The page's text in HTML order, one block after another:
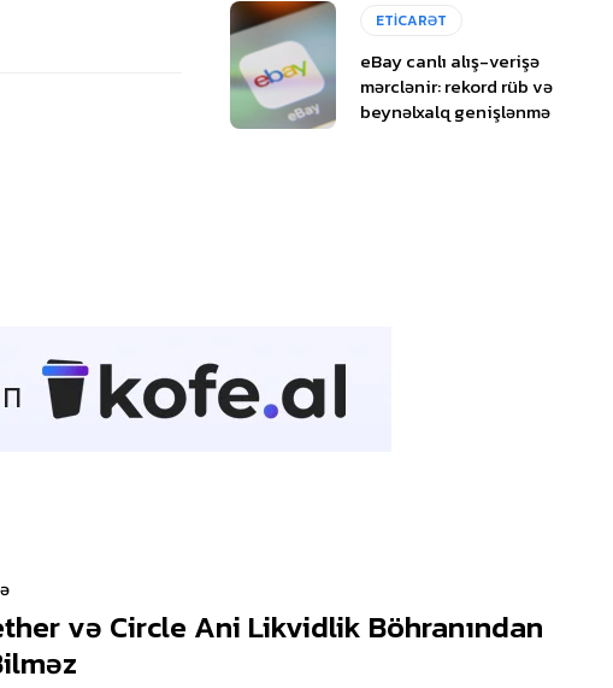
ETİCARƏT
eBay canlı alış-verişə
mərclənir: rekord rüb və
beynəlxalq genişlənmə
və Circle Ani Likvidlik Böhranından